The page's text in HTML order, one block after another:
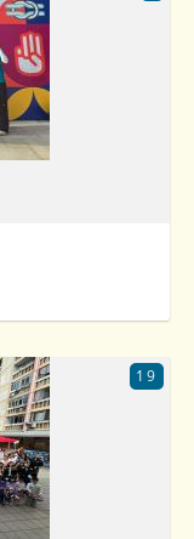
19